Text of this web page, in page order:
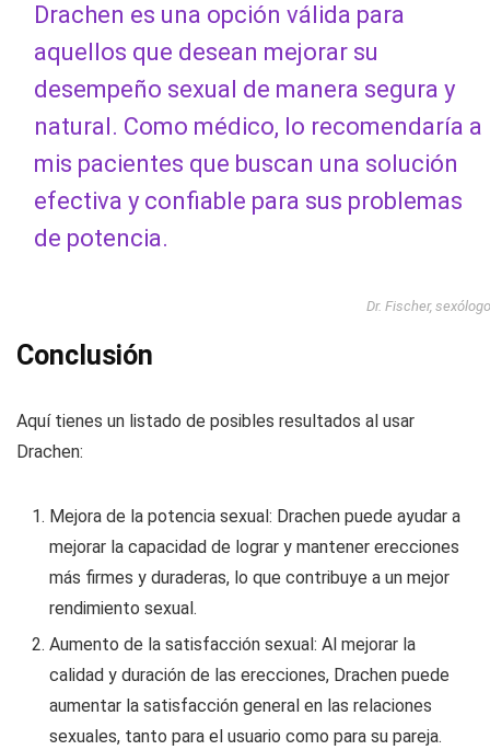
Drachen es una opción válida para
aquellos que desean mejorar su
desempeño sexual de manera segura y
natural. Como médico, lo recomendaría a
mis pacientes que buscan una solución
efectiva y confiable para sus problemas
de potencia.
Dr. Fischer, sexólogo
Conclusión
Aquí tienes un listado de posibles resultados al usar
Drachen:
Mejora de la potencia sexual: Drachen puede ayudar a
mejorar la capacidad de lograr y mantener erecciones
más firmes y duraderas, lo que contribuye a un mejor
rendimiento sexual.
Aumento de la satisfacción sexual: Al mejorar la
calidad y duración de las erecciones, Drachen puede
aumentar la satisfacción general en las relaciones
sexuales, tanto para el usuario como para su pareja.